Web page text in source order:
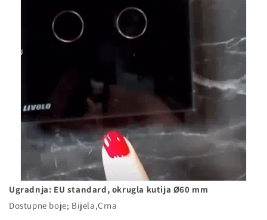
Ugradnja: EU standard, okrugla kutija Ø60 mm
Dostupne boje; Bijela,Crna